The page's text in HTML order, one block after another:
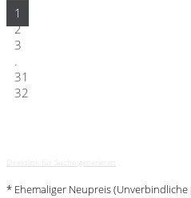
1
2
3
.
31
32
Direktlink für Suche generieren
* Ehemaliger Neupreis